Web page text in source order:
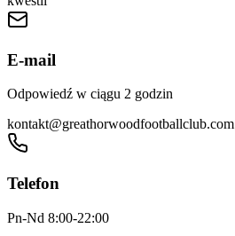
E-mail
Odpowiedź w ciągu 2 godzin
kontakt@greathorwoodfootballclub.com
Telefon
Pn-Nd 8:00-22:00